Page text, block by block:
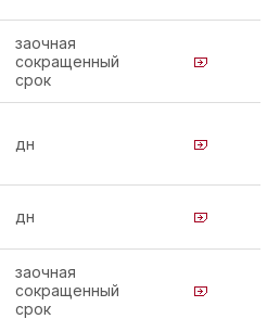
заочная
сокращенный
срок
дн
дн
заочная
сокращенный
срок